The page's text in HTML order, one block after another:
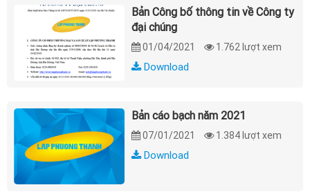
Bản Công bố thông tin về Công ty
đại chúng
01/04/2021 1.762 lượt xem
Download
Bản cáo bạch năm 2021
07/01/2021 1.384 lượt xem
Download